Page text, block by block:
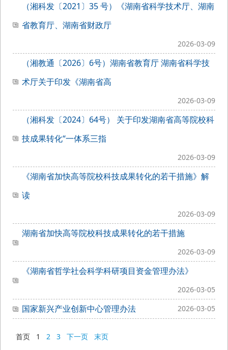
（湘科发〔2021〕35 号）《湖南省科学技术厅、湖南
省教育厅、湖南省财政厅
2026-03-09
（湘教通〔2026〕6号）湖南省教育厅 湖南省科学技
术厅关于印发《湖南省高
2026-03-09
（湘科发〔2024〕64号） 关于印发湖南省高等院校科
技成果转化“一体系三指
2026-03-09
《湖南省加快高等院校科技成果转化的若干措施》解
读
2026-03-09
湖南省加快高等院校科技成果转化的若干措施
2026-03-09
《湖南省哲学社会科学科研项目资金管理办法》
2026-03-05
国家新兴产业创新中心管理办法 2026-03-05
首页 1 2 3 下一页 末页